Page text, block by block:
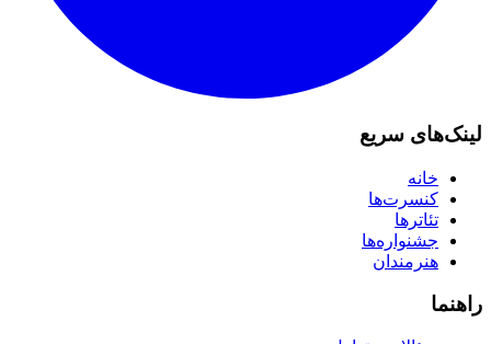
لینک‌های سریع
خانه
کنسرت‌ها
تئاترها
جشنواره‌ها
هنرمندان
راهنما